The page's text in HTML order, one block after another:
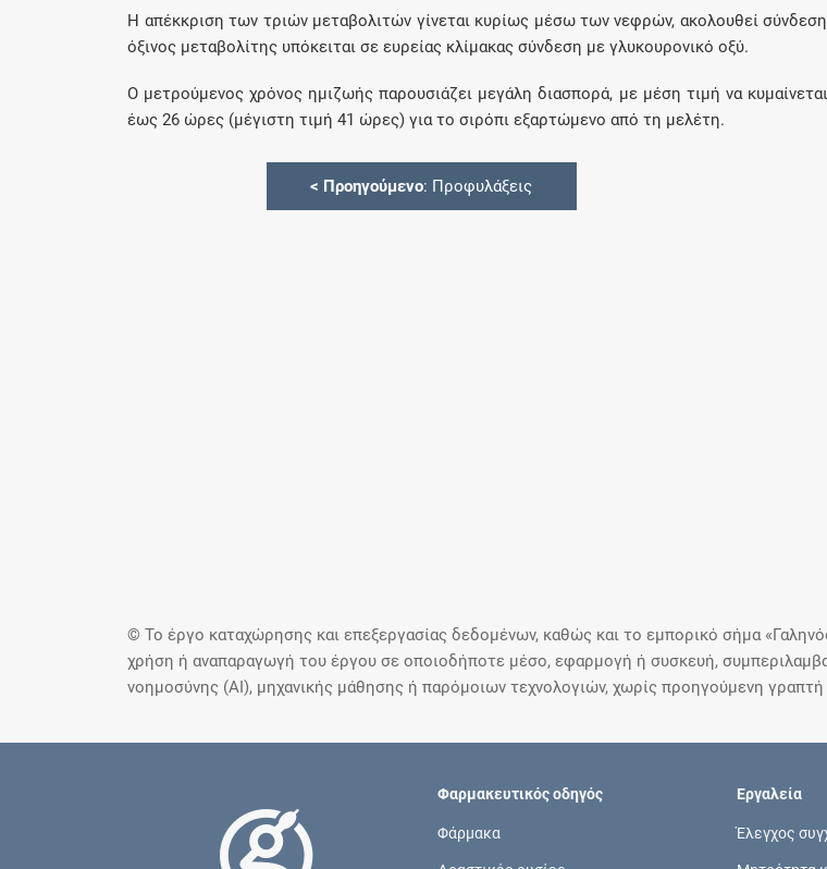
Η απέκκριση των τριών μεταβολιτών γίνεται κυρίως μέσω των νεφρών, ακολουθεί
όξινος μεταβολίτης υπόκειται σε ευρείας κλίμακας σύνδεση με γλυκουρονικό οξύ.
Ο μετρούμενος χρόνος ημιζωής παρουσιάζει μεγάλη διασπορά, με μέση τιμή να
έως 26 ώρες (μέγιστη τιμή 41 ώρες) για το σιρόπι εξαρτώμενο από τη μελέτη.
< Προηγούμενο: Προφυλάξεις
© Το έργο καταχώρησης και επεξεργασίας δεδομένων, καθώς και το εμπορικό σήμα
χρήση ή αναπαραγωγή του έργου σε οποιοδήποτε μέσο, εφαρμογή ή συσκευή,
νοημοσύνης (AI), μηχανικής μάθησης ή παρόμοιων τεχνολογιών, χωρίς προηγούμενη γραπτή
Φαρμακευτικός οδηγός
Φάρμακα
Εργαλεία
Έλεγχος